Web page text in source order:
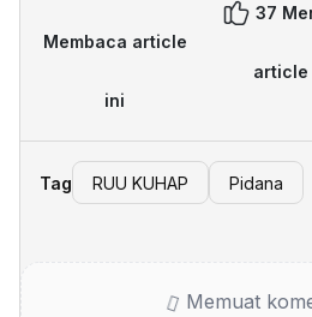
Membaca article
ini
37
article
Tag RUU KUHAP Pidana
Memuat